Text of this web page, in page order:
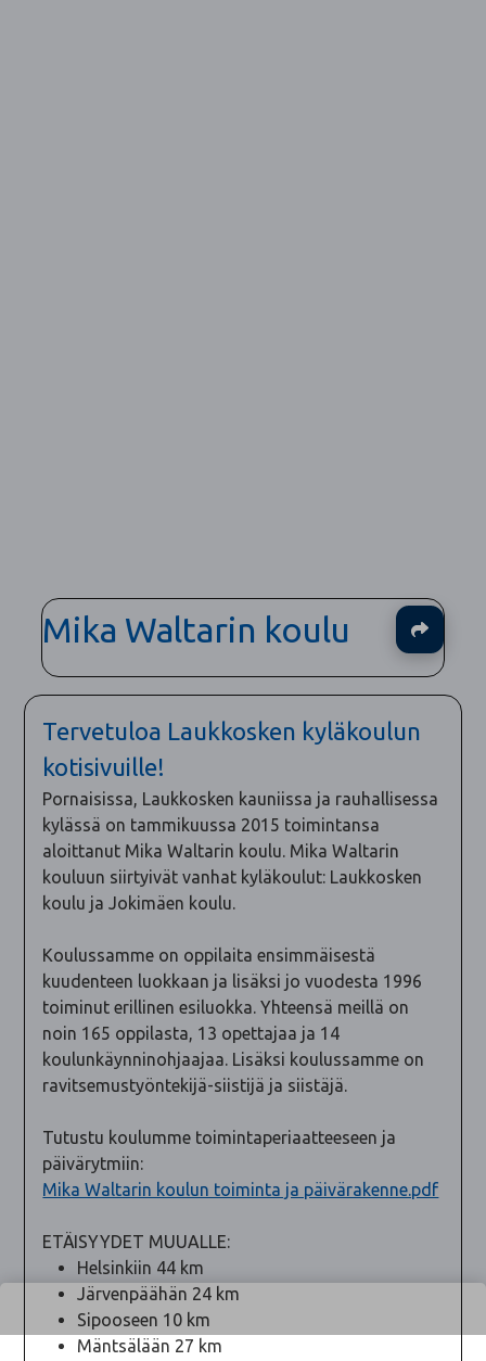
Mika Waltarin koulu
Tervetuloa Laukkosken kyläkoulun
kotisivuille!
Pornaisissa, Laukkosken kauniissa ja rauhallisessa
kylässä on tammikuussa 2015 toimintansa
aloittanut Mika Waltarin koulu. Mika Waltarin
kouluun siirtyivät vanhat kyläkoulut: Laukkosken
koulu ja Jokimäen koulu.
Koulussamme on oppilaita ensimmäisestä
kuudenteen luokkaan ja lisäksi jo vuodesta 1996
toiminut erillinen esiluokka. Yhteensä meillä on
noin 165 oppilasta, 13 opettajaa ja 14
koulunkäynninohjaajaa. Lisäksi koulussamme on
ravitsemustyöntekijä-siistijä ja siistäjä.
Tutustu koulumme toimintaperiaatteeseen ja
päivärytmiin:
Mika Waltarin koulun toiminta ja päivärakenne.pdf
ETÄISYYDET MUUALLE:
Helsinkiin 44 km
Järvenpäähän 24 km
Sipooseen 10 km
Mäntsälään 27 km